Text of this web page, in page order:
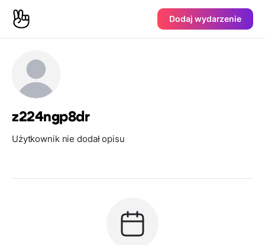
Dodaj wydarzenie
z224ngp8dr
Użytkownik nie dodał opisu